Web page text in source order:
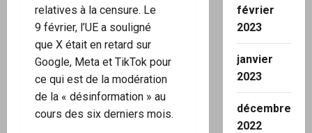
relatives à la censure. Le
9 février, l’UE a souligné
que X était en retard sur
Google, Meta et TikTok pour
ce qui est de la modération
de la « désinformation » au
cours des six derniers mois.
février
2023
janvier
2023
décembre
2022